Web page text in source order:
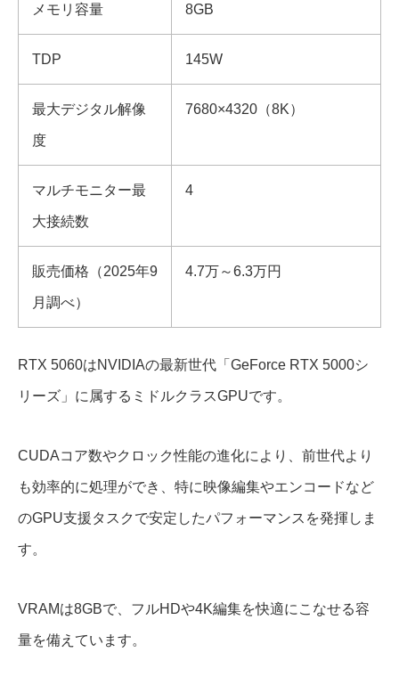
メモリ容量 8GB
TDP 145W
最大デジタル解像
度
7680×4320（8K）
マルチモニター最
大接続数
4
販売価格（2025年9
月調べ）
4.7万～6.3万円
RTX 5060はNVIDIAの最新世代「GeForce RTX 5000シ
リーズ」に属するミドルクラスGPUです。
CUDAコア数やクロック性能の進化により、前世代より
も効率的に処理ができ、特に映像編集やエンコードなど
のGPU支援タスクで安定したパフォーマンスを発揮しま
す。
VRAMは8GBで、フルHDや4K編集を快適にこなせる容
量を備えています。